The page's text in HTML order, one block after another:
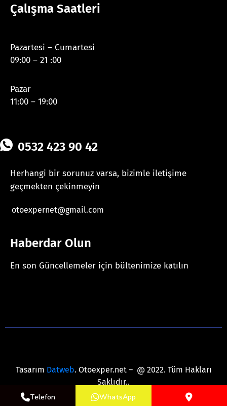
Çalışma Saatleri
Pazartesi – Cumartesi
09:00 – 21 :00
Pazar
11:00 – 19:00
0532 423 90 42
Herhangi bir sorunuz varsa, bizimle iletişime
geçmekten çekinmeyin
otoexpernet@gmail.com
Haberdar Olun
En son Güncellemeler için bültenimize katılın
Tasarım Datweb. Otoexper.net – @ 2022. Tüm Hakları
Saklıdır..
Telefon
WhatsApp